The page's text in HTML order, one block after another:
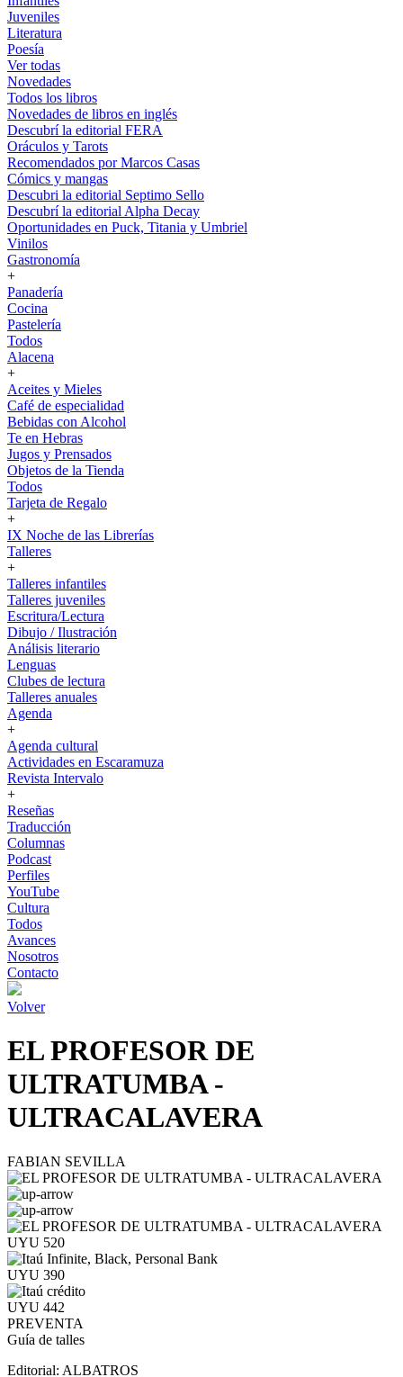
Juveniles
Literatura
Poesía
Ver todas
Novedades
Todos los libros
Novedades de libros en inglés
Descubrí la editorial FERA
Oráculos y Tarots
Recomendados por Marcos Casas
Cómics y mangas
Descubri la editorial Septimo Sello
Descubrí la editorial Alpha Decay
Oportunidades en Puck, Titania y Umbriel
Vinilos
Gastronomía
+
Panadería
Cocina
Pastelería
Todos
Alacena
+
Aceites y Mieles
Café de especialidad
Bebidas con Alcohol
Te en Hebras
Jugos y Prensados
Objetos de la Tienda
Todos
Tarjeta de Regalo
+
IX Noche de las Librerías
Talleres
+
Talleres infantiles
Talleres juveniles
Escritura/Lectura
Dibujo / Ilustración
Análisis literario
Lenguas
Clubes de lectura
Talleres anuales
Agenda
+
Agenda cultural
Actividades en Escaramuza
Revista Intervalo
+
Reseñas
Traducción
Columnas
Podcast
Perfiles
YouTube
Cultura
Todos
Avances
Nosotros
Contacto
Volver
EL PROFESOR DE
ULTRATUMBA -
ULTRACALAVERA
FABIAN SEVILLA
UYU 520
UYU 390
UYU 442
PREVENTA
Guía de talles
Editorial: ALBATROS